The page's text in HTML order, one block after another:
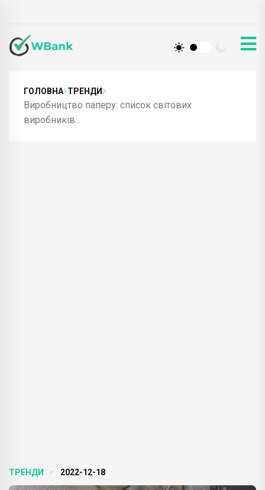
ГОЛОВНА ТРЕНДИ
Виробництво паперу: список світових
виробників .
ТРЕНДИ 2022-12-18